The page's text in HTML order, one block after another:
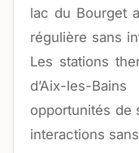
lac du Bourget
régulière sans
Les stations
d’Aix-les-
opportunités de
interactions